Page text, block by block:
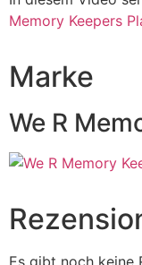
Memory Keepers
Marke
We R
Es gibt noch keine